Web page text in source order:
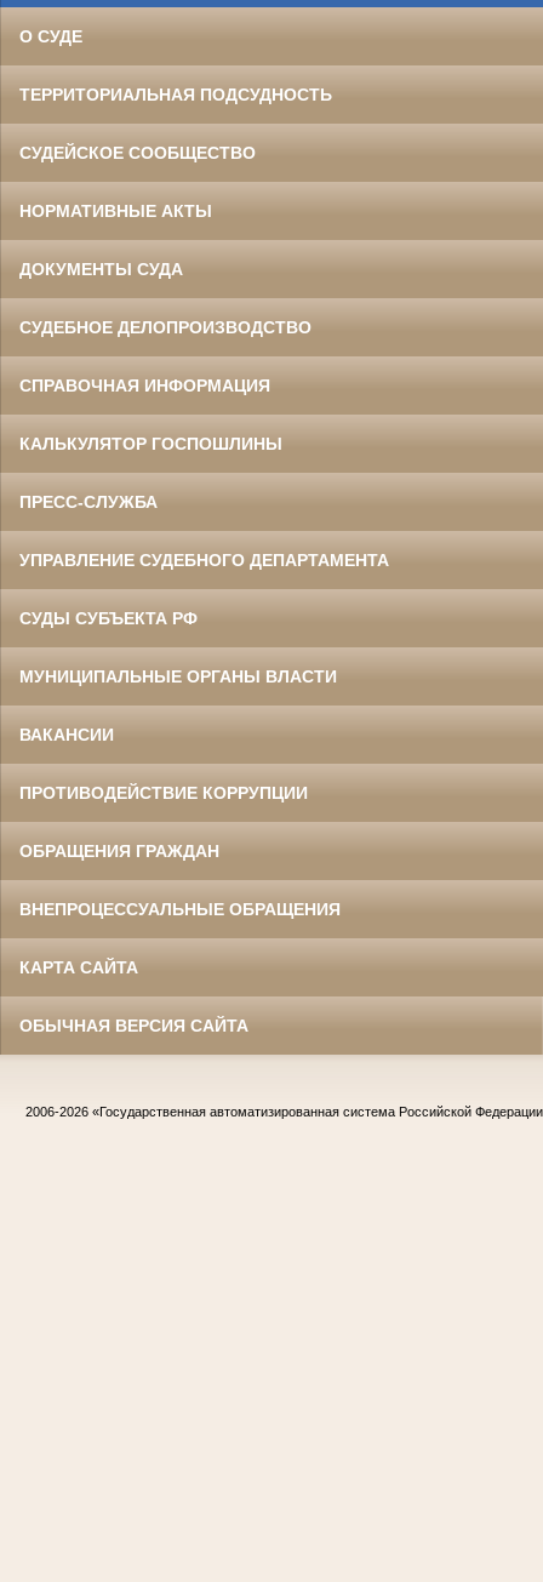
О СУДЕ
ТЕРРИТОРИАЛЬНАЯ ПОДСУДНОСТЬ
СУДЕЙСКОЕ СООБЩЕСТВО
НОРМАТИВНЫЕ АКТЫ
ДОКУМЕНТЫ СУДА
СУДЕБНОЕ ДЕЛОПРОИЗВОДСТВО
СПРАВОЧНАЯ ИНФОРМАЦИЯ
КАЛЬКУЛЯТОР ГОСПОШЛИНЫ
ПРЕСС-СЛУЖБА
УПРАВЛЕНИЕ СУДЕБНОГО ДЕПАРТАМЕНТА
СУДЫ СУБЪЕКТА РФ
МУНИЦИПАЛЬНЫЕ ОРГАНЫ ВЛАСТИ
ВАКАНСИИ
ПРОТИВОДЕЙСТВИЕ КОРРУПЦИИ
ОБРАЩЕНИЯ ГРАЖДАН
ВНЕПРОЦЕССУАЛЬНЫЕ ОБРАЩЕНИЯ
КАРТА САЙТА
ОБЫЧНАЯ ВЕРСИЯ САЙТА
2006-2026 «Государственная автоматизированная система Российской